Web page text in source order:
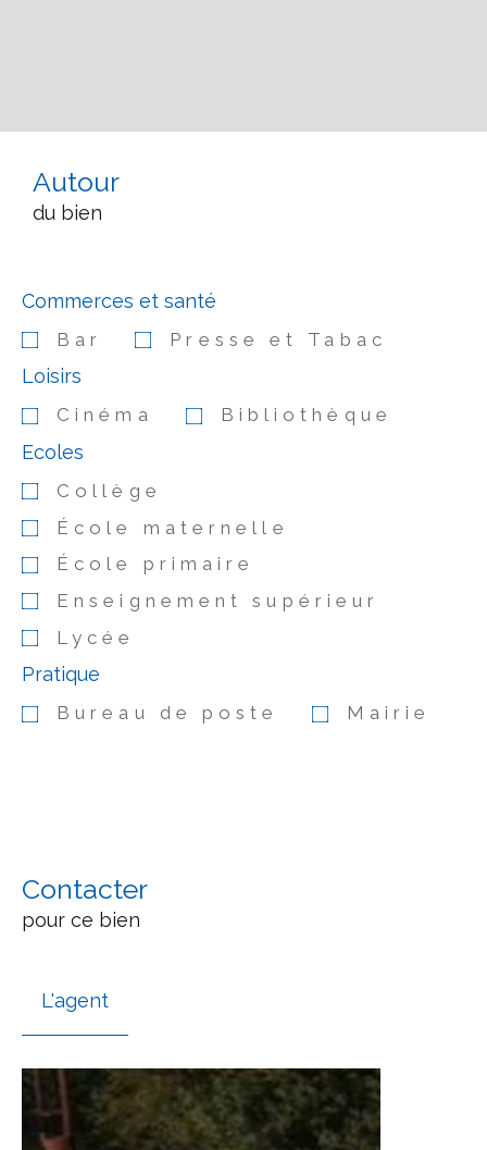
Autour
du bien
Commerces et santé
Bar Presse et Tabac
Loisirs
Cinéma Bibliothèque
Ecoles
Collège
École maternelle
École primaire
Enseignement supérieur
Lycée
Pratique
Bureau de poste Mairie
Contacter
pour ce bien
L'agent